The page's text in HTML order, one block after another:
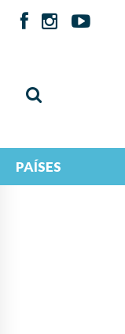
PAÍSES